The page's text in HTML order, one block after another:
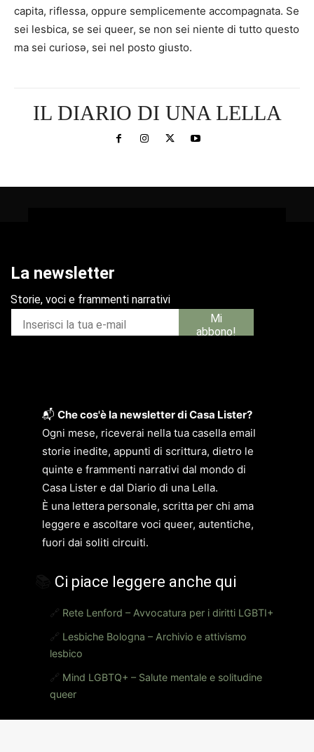
capita, riflessa, oppure semplicemente accompagnata. Se
sei lesbica, se sei queer, se non sei niente di tutto questo
ma sei curiosə, sei nel posto giusto.
IL DIARIO DI UNA LELLA
📬 Che cos'è la newsletter di Casa Lister?
Ogni mese, riceverai nella tua casella email
storie inedite, appunti di scrittura, dietro le
quinte e frammenti narrativi dal mondo di
Casa Lister e dal Diario di una Lella.
È una lettera personale, scritta per chi ama
leggere e ascoltare voci queer, autentiche,
fuori dai soliti circuiti.
Ci piace leggere anche qui
🔗 Rete Lenford – Avvocatura per i diritti LGBTI+
🔗 Lesbiche Bologna – Archivio e attivismo
lesbico
🔗 Mind LGBTQ+ – Salute mentale e solitudine
queer